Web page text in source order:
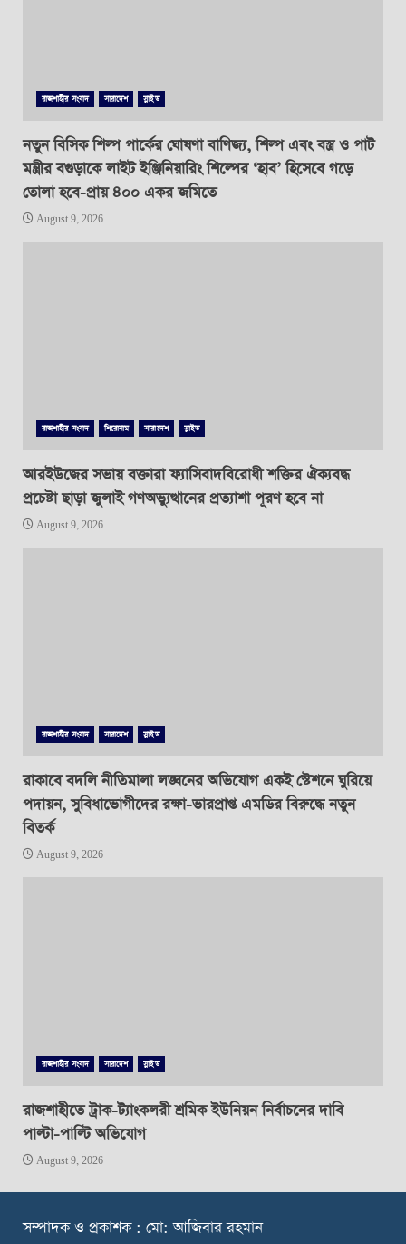
রাজশাহীর সংবাদ সারাদেশ স্লাইড
নতুন বিসিক শিল্প পার্কের ঘোষণা বাণিজ্য, শিল্প এবং বস্ত্র ও পাট
মন্ত্রীর বগুড়াকে লাইট ইঞ্জিনিয়ারিং শিল্পের ‘হাব’ হিসেবে গড়ে
তোলা হবে-প্রায় ৪০০ একর জমিতে
August 9, 2026
রাজশাহীর সংবাদ শিরোনাম সারাদেশ স্লাইড
আরইউজের সভায় বক্তারা ফ্যাসিবাদবিরোধী শক্তির ঐক্যবদ্ধ
প্রচেষ্টা ছাড়া জুলাই গণঅভ্যুত্থানের প্রত্যাশা পূরণ হবে না
August 9, 2026
রাজশাহীর সংবাদ সারাদেশ স্লাইড
রাকাবে বদলি নীতিমালা লঙ্ঘনের অভিযোগ একই স্টেশনে ঘুরিয়ে
পদায়ন, সুবিধাভোগীদের রক্ষা-ভারপ্রাপ্ত এমডির বিরুদ্ধে নতুন
বিতর্ক
August 9, 2026
রাজশাহীর সংবাদ সারাদেশ স্লাইড
রাজশাহীতে ট্রাক-ট্যাংকলরী শ্রমিক ইউনিয়ন নির্বাচনের দাবি
পাল্টা-পাল্টি অভিযোগ
August 9, 2026
সম্পাদক ও প্রকাশক : মো: আজিবার রহমান